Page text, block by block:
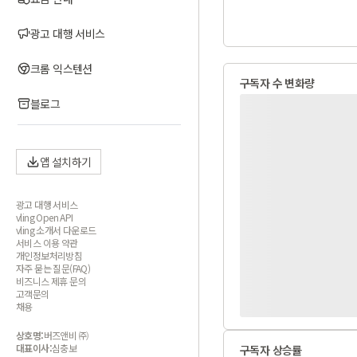
광고 대행 서비스
크롬 익스텐션
블로그
앱 설치하기
광고 대행 서비스
vling Open API
vling 소개서 다운로드
서비스 이용 약관
개인정보처리방침
자주 묻는 질문(FAQ)
비즈니스 제휴 문의
고객문의
채용
상호명:버즈앤비 ㈜
대표이사:심충보
구독자 수 변화량
구독자 상승률